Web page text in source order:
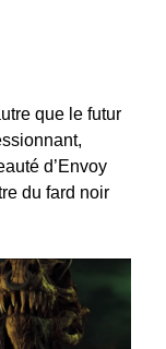
que le futur
d’Envoy
du fard noir